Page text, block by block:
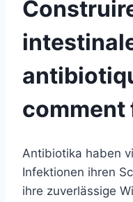
comment
Antibiotika haben
Infektionen ihren
ihre zuverlässige